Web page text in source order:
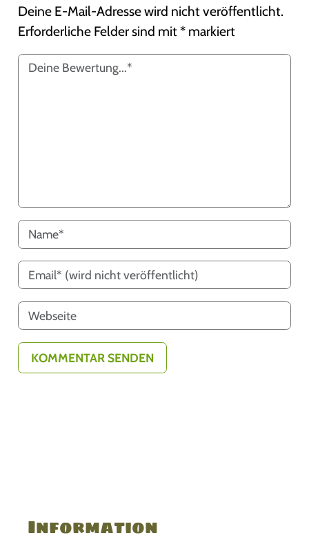
Deine E-Mail-Adresse wird nicht veröffentlicht.
Erforderliche Felder sind mit* markiert
Information